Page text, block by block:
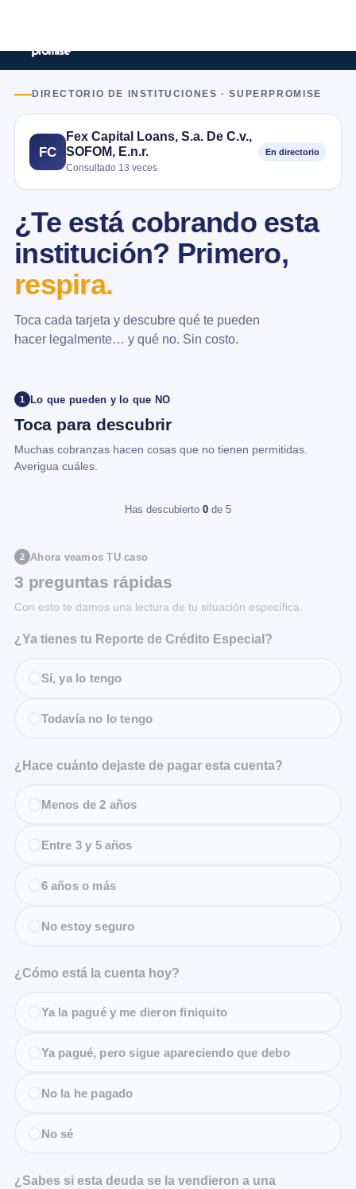
DIRECTORIO DE INSTITUCIONES · SUPERPROMISE
FC
Fex Capital Loans, S.a. De C.v.,
SOFOM, E.n.r.
Consultado 13 veces
En directorio
¿Te está cobrando esta
institución? Primero,
respira.
Toca cada tarjeta y descubre qué te pueden
hacer legalmente… y qué no. Sin costo.
1 Lo que pueden y lo que NO
Toca para descubrir
Muchas cobranzas hacen cosas que no tienen permitidas.
Averigua cuáles.
Has descubierto 0 de 5
2 Ahora veamos TU caso
3 preguntas rápidas
Con esto te damos una lectura de tu situación específica.
¿Ya tienes tu Reporte de Crédito Especial?
Sí, ya lo tengo
Todavía no lo tengo
¿Hace cuánto dejaste de pagar esta cuenta?
Menos de 2 años
Entre 3 y 5 años
6 años o más
No estoy seguro
¿Cómo está la cuenta hoy?
Ya la pagué y me dieron finiquito
Ya pagué, pero sigue apareciendo que debo
No la he pagado
No sé
¿Sabes si esta deuda se la vendieron a una